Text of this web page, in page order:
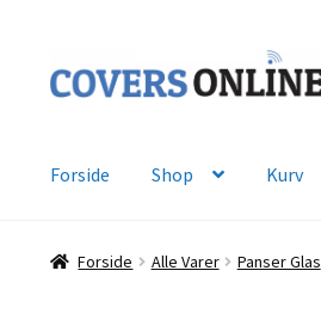
til
til
Forside Shop Kurv
Forside Alle Varer Panser Glas